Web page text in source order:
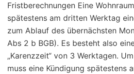
Fristberechnungen Eine
spätestens am dritten Werktag
zum Ablauf des übernächsten
Abs 2 b BGB). Es besteht also
„Karenzzeit“ von 3 Werktagen.
muss eine Kündigung spätestens